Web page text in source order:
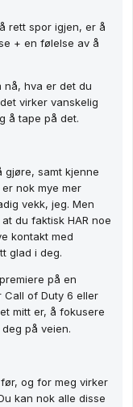
rett spor igjen, er å
+ en følelse av å
nå, hva er det du
virker vanskelig
å tape på det.
gjøre, samt kjenne
nok mye mer
vekk, jeg. Men
du faktisk HAR noe
kontakt med
glad i deg.
på en
Call of Duty 6 eller
mitt er, å fokusere
på veien.
og for meg virker
kan nok alle disse